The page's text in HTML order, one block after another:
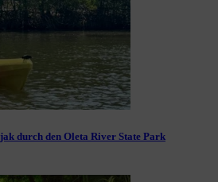
durch den Oleta River State Park